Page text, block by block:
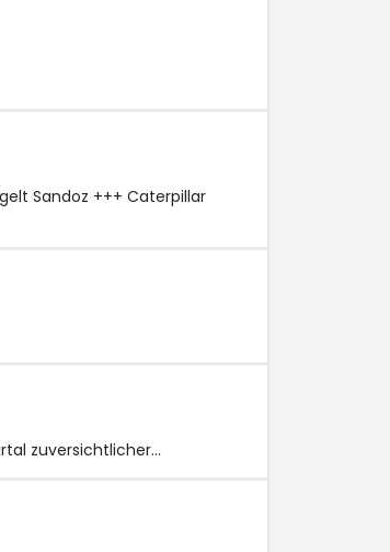
Sandoz +++ Caterpillar
zuversichtlicher…